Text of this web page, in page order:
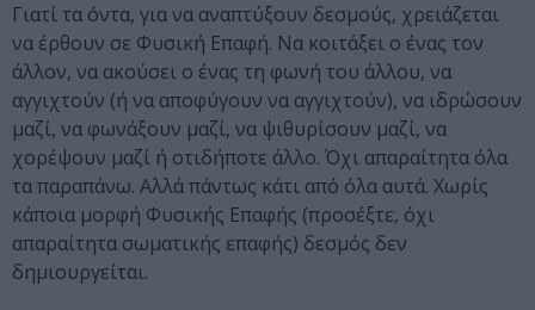
Γιατί τα όντα, για να αναπτύξουν δεσμούς, χρειάζεται
να έρθουν σε Φυσική Επαφή. Να κοιτάξει ο ένας τον
άλλον, να ακούσει ο ένας τη φωνή του άλλου, να
αγγιχτούν (ή να αποφύγουν να αγγιχτούν), να ιδρώσουν
μαζί, να φωνάξουν μαζί, να ψιθυρίσουν μαζί, να
χορέψουν μαζί ή οτιδήποτε άλλο. Όχι απαραίτητα όλα
τα παραπάνω. Αλλά πάντως κάτι από όλα αυτά. Χωρίς
κάποια μορφή Φυσικής Επαφής (προσέξτε, όχι
απαραίτητα σωματικής επαφής) δεσμός δεν
δημιουργείται.